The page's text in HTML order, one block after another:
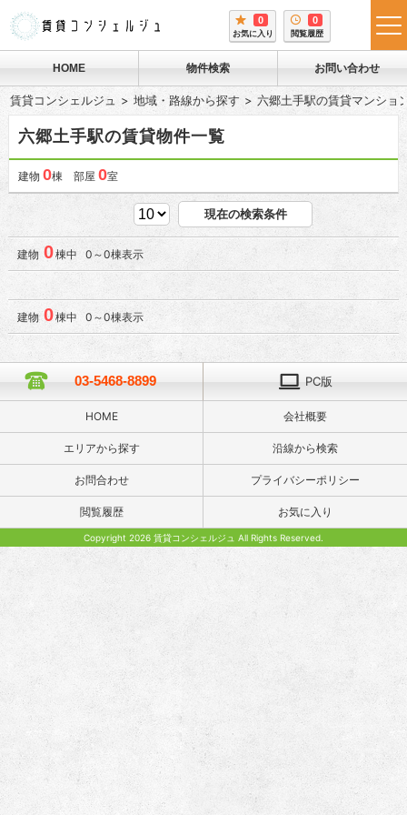
0
お気に入り
0
閲覧履歴
HOME 物件検索 お問い合わせ
賃貸コンシェルジュ 地域・路線から探す 六郷土手駅の賃貸マンショ
六郷土手駅の賃貸物件一覧
建物 0棟 部屋 0室
現在の検索条件
建物 0棟中 0～0棟表示
建物 0棟中 0～0棟表示
03-5468-8899 PC版
HOME 会社概要
エリアから探す 沿線から検索
お問合わせ プライバシーポリシー
閲覧履歴 お気に入り
Copyright 2026 賃貸コンシェルジュ All Rights Reserved.